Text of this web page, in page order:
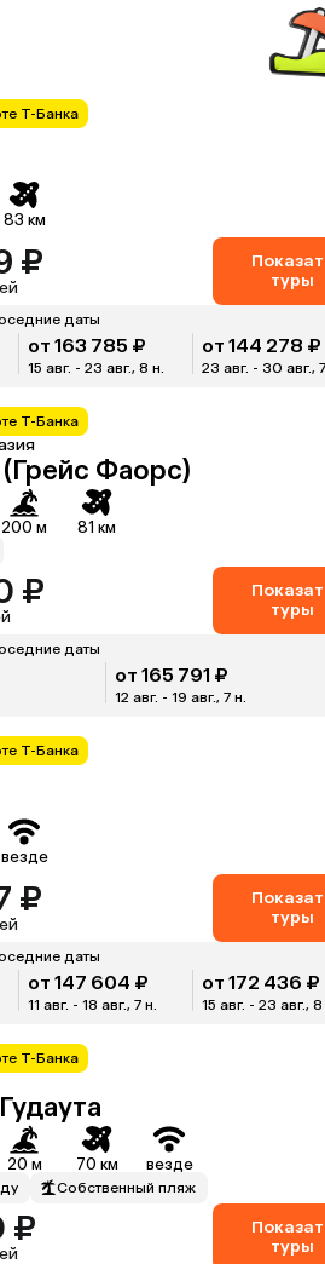
Т-Банка
83 км
₽
туры
даты
от 163 785 ₽
15 авг. - 23 авг., 8 н.
от 144 278 ₽
23 авг. - 30 авг.,
Т-Банка
Фаорс)
200 м 81 км
₽
туры
даты
от 165 791 ₽
12 авг. - 19 авг., 7 н.
Т-Банка
везде
₽
туры
даты
от 147 604 ₽
11 авг. - 18 авг., 7 н.
от 172 436 ₽
15 авг. - 23 авг.,
Т-Банка
20 м 70 км везде
Собственный пляж
₽
туры